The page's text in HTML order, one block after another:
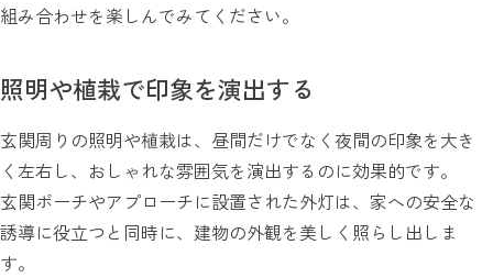
組み合わせを楽しんでみてください。
照明や植栽で印象を演出する
玄関周りの照明や植栽は、昼間だけでなく夜間の印象を大き
く左右し、おしゃれな雰囲気を演出するのに効果的です。
玄関ポーチやアプローチに設置された外灯は、家への安全な
誘導に役立つと同時に、建物の外観を美しく照らし出しま
す。